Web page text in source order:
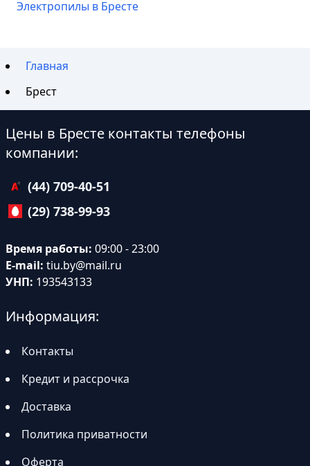
Электропилы в Бресте
Главная
Брест
Цены в Бресте контакты телефоны
компании:
(44) 709-40-51
(29) 738-99-93
Время работы: 09:00 - 23:00
E-mail: tiu.by@mail.ru
УНП: 193543133
Информация:
Контакты
Кредит и рассрочка
Доставка
Политика приватности
Оферта